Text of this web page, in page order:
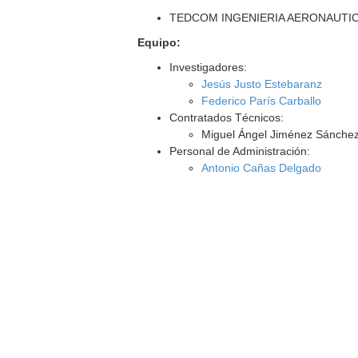
TEDCOM INGENIERIA
Equipo:
Investigadores:
Jesús Justo Estebaranz
Federico París Carballo
Contratados Técnicos:
Miguel Ángel Jiménez
Personal de Administración:
Antonio Cañas Delgado